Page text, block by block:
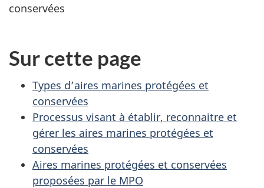
conservées
Sur cette page
Types d’aires marines protégées et
conservées
Processus visant à établir, reconnaitre et
gérer les aires marines protégées et
conservées
Aires marines protégées et conservées
proposées par le MPO